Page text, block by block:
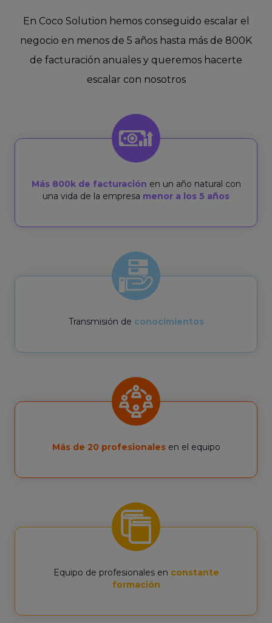
En Coco Solution hemos conseguido escalar el
negocio en menos de 5 años hasta más de 800K
de facturación anuales y queremos hacerte
escalar con nosotros
Más 800k de facturación en un año natural con
una vida de la empresa menor a los 5 años
Transmisión de conocimientos
Más de 20 profesionales en el equipo
Equipo de profesionales en constante
formación